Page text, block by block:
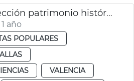
Protocolo protección patrimonio histórico de València Fallas 2025
año
POPULARES
VALENCIA